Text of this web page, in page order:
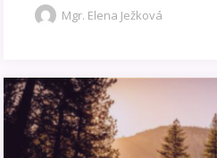
Mgr. Elena Ježková